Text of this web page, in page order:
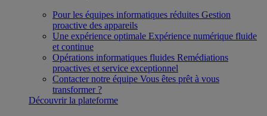
Pour les équipes informatiques réduites Gestion
proactive des appareils
Une expérience optimale Expérience numérique fluide
et continue
Opérations informatiques fluides Remédiations
proactives et service exceptionnel
Contacter notre équipe Vous êtes prêt à vous
transformer ?
Découvrir la plateforme